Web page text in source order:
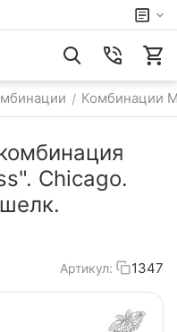
/ Комбинации
Chicago.
Артикул: 1347